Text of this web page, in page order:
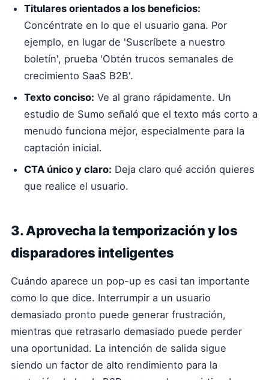
Titulares orientados a los beneficios:
Concéntrate en lo que el usuario gana. Por
ejemplo, en lugar de 'Suscríbete a nuestro
boletín', prueba 'Obtén trucos semanales de
crecimiento SaaS B2B'.
Texto conciso: Ve al grano rápidamente. Un
estudio de Sumo señaló que el texto más corto a
menudo funciona mejor, especialmente para la
captación inicial.
CTA único y claro: Deja claro qué acción quieres
que realice el usuario.
3. Aprovecha la temporización y los
disparadores inteligentes
Cuándo aparece un pop-up es casi tan importante
como lo que dice. Interrumpir a un usuario
demasiado pronto puede generar frustración,
mientras que retrasarlo demasiado puede perder
una oportunidad. La intención de salida sigue
siendo un factor de alto rendimiento para la